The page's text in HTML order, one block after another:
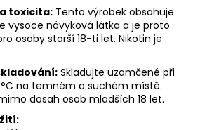
toxicita: Tento výrobek obsahuje
vysoce návyková látka a je proto
osoby starší 18-ti let. Nikotin je
Skladujte uzamčené při
na temném a suchém místě.
dosah osob mladších 18 let.